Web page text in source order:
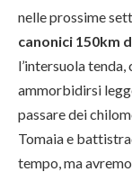
nelle prossime
canonici 150km
l’intersuola
ammorbidirsi
passare dei
Tomaia e
tempo, ma